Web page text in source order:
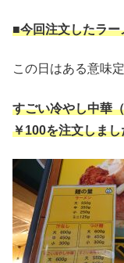
■今回注文したラー
この日はある意味
すごい冷やし中華
￥100を注文しまし